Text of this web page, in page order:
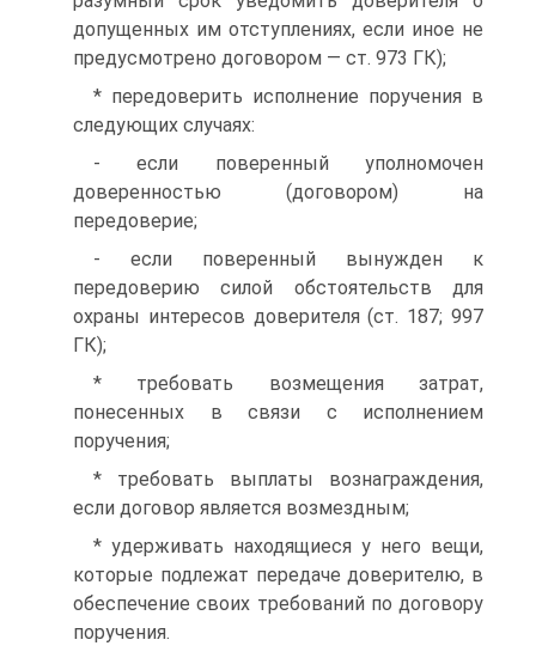
допущенных им отступлениях, если иное не
предусмотрено договором — ст. 973 ГК);
* передоверить исполнение поручения в
следующих случаях:
- если поверенный уполномочен
доверенностью (договором) на
передоверие;
- если поверенный вынужден к
передоверию силой обстоятельств для
охраны интересов доверителя (ст. 187; 997
ГК);
* требовать возмещения затрат,
понесенных в связи с исполнением
поручения;
* требовать выплаты вознаграждения,
если договор является возмездным;
* удерживать находящиеся у него вещи,
которые подлежат передаче доверителю, в
обеспечение своих требований по договору
поручения.